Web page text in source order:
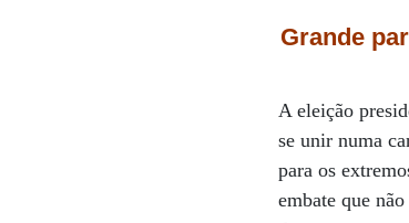
Grande
A eleição
se unir numa
para os
embate que